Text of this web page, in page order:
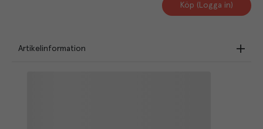
Köp (Logga in)
Artikelinformation